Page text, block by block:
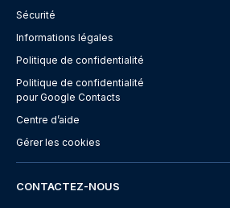
Sécurité
Informations légales
Politique de confidentialité
Politique de confidentialité
pour Google Contacts
Centre d’aide
Gérer les cookies
CONTACTEZ-NOUS